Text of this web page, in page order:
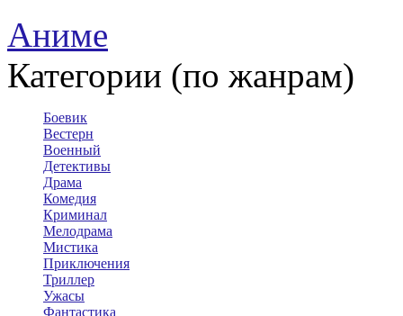
Аниме
Категории (по жанрам)
Боевик
Вестерн
Военный
Детективы
Драма
Комедия
Криминал
Мелодрама
Мистика
Приключения
Триллер
Ужасы
Фантастика